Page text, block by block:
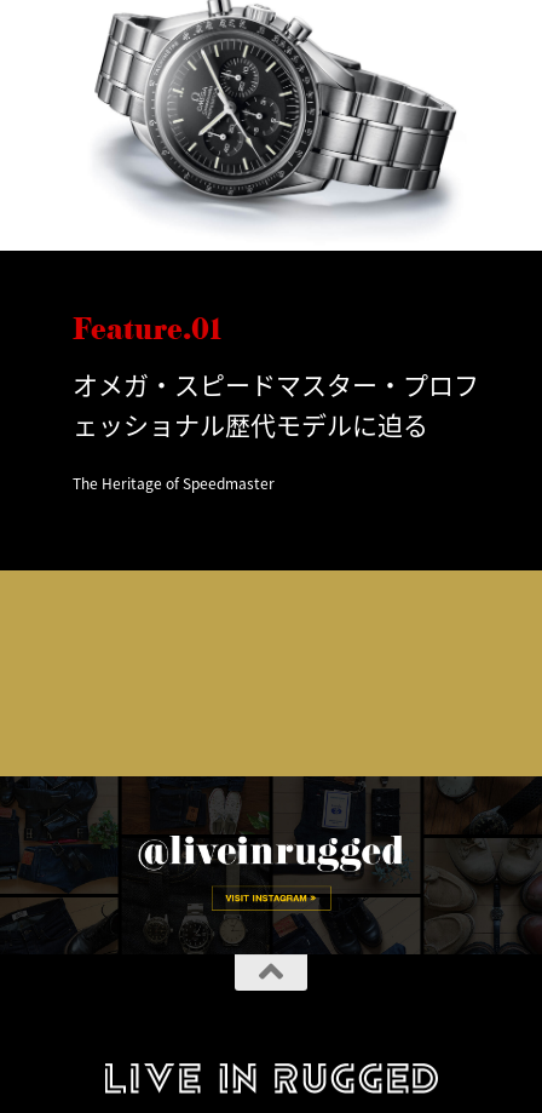
Feature.01
オメガ・スピードマスター・プロフ
ェッショナル歴代モデルに迫る
The Heritage of Speedmaster